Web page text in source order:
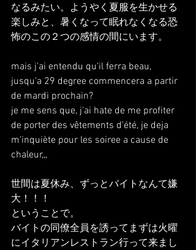
なるみたい。ようやく夏服を生かせる
楽しみと、暑くなって眠れなくなる恐
怖のこの２つの感情の間にいます。
mais j'ai entendu qu'il ferra beau,
jusqu'a 29 degree commencera a partir
de mardi prochain?
je me sens que, j'ai hate de me profiter
de porter des vêtements d'été, je deja
m'inquiète pour les soiree a cause de
chaleur,,,
世間は夏休み、ずっとバイトなんて嫌
大！！！
ということで。
バイトの同僚全員を誘ってまずは火曜
にイタリアンレストラン行って来まし